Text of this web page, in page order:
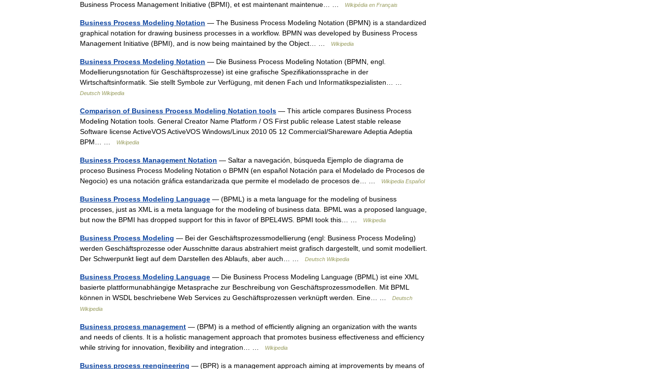
Business Process Management Initiative (BPMI), et est maintenant maintenue… …
Wikipédia en Français
Business Process Modeling Notation — The Business Process Modeling Notation (BPMN) is a standardized
graphical notation for drawing business processes in a workflow. BPMN was developed by Business Process
Management Initiative (BPMI), and is now being maintained by the Object… …
Wikipedia
Business Process Modeling Notation — Die Business Process Modeling Notation (BPMN, engl.
Modellierungsnotation für Geschäftsprozesse) ist eine grafische Spezifikationssprache in der
Wirtschaftsinformatik. Sie stellt Symbole zur Verfügung, mit denen Fach und Informatikspezialisten… …
Deutsch Wikipedia
Comparison of Business Process Modeling Notation tools — This article compares Business Process
Modeling Notation tools. General Creator Name Platform / OS First public release Latest stable release
Software license ActiveVOS ActiveVOS Windows/Linux 2010 05 12 Commercial/Shareware Adeptia Adeptia
BPM… …
Wikipedia
Business Process Management Notation — Saltar a navegación, búsqueda Ejemplo de diagrama de
proceso Business Process Modeling Notation o BPMN (en español Notación para el Modelado de Procesos de
Negocio) es una notación gráfica estandarizada que permite el modelado de procesos de… …
Wikipedia Español
Business Process Modeling Language — (BPML) is a meta language for the modeling of business
processes, just as XML is a meta language for the modeling of business data. BPML was a proposed language,
but now the BPMI has dropped support for this in favor of BPEL4WS. BPMI took this… …
Wikipedia
Business Process Modeling — Bei der Geschäftsprozessmodellierung (engl: Business Process Modeling)
werden Geschäftsprozesse oder Ausschnitte daraus abstrahiert meist grafisch dargestellt, und somit modelliert.
Der Schwerpunkt liegt auf dem Darstellen des Ablaufs, aber auch… …
Deutsch Wikipedia
Business Process Modeling Language — Die Business Process Modeling Language (BPML) ist eine XML
basierte plattformunabhängige Metasprache zur Beschreibung von Geschäftsprozessmodellen. Mit BPML
können in WSDL beschriebene Web Services zu Geschäftsprozessen verknüpft werden. Eine… …
Deutsch
Wikipedia
Business process management — (BPM) is a method of efficiently aligning an organization with the wants
and needs of clients. It is a holistic management approach that promotes business effectiveness and efficiency
while striving for innovation, flexibility and integration… …
Wikipedia
Business process reengineering — (BPR) is a management approach aiming at improvements by means of